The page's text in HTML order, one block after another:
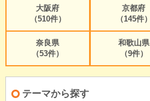
大阪府
（510件）
京都府
（145件）
奈良県
（53件）
和歌山県
（9件）
テーマから探す